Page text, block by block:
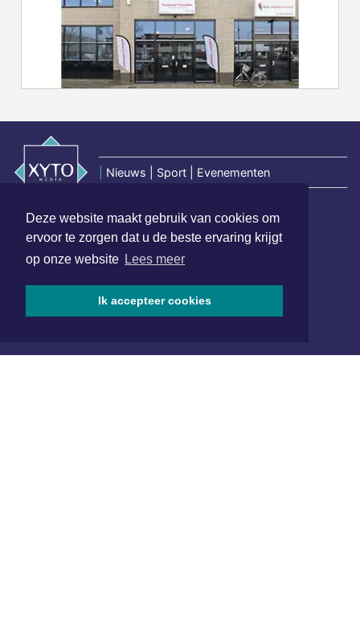
Deze website maakt gebruik van cookies om
ervoor te zorgen dat u de beste ervaring krijgt
op onze website Lees meer
Ik accepteer cookies
Nieuws | Sport | Evenementen
Hoofdvestiging:
1701 BZ Heerhugowaard
072 8200 600
redactie@xyto.nl